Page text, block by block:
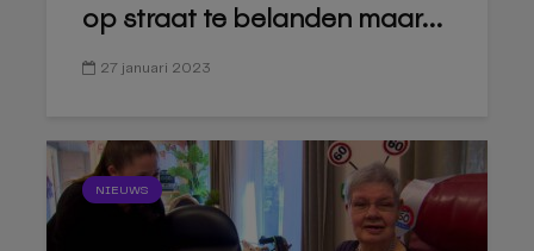
op straat te belanden maar...
27 januari 2023
NIEUWS